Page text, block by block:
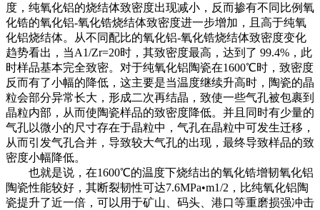
度，纯氧化铝的烧结体致密度出现减小，反而掺有不同比例氧
化锆的氧化铝-氧化锆烧结体致密度进一步增加，且高于纯氧
化铝烧结体。从不同配比的氧化铝-氧化锆烧结体致密度变化
趋势看出，当A1/Zr=20时，其致密度最高，达到了 99.4%，此
时样品基本完全致密。对于纯氧化铝陶瓷在1600℃时，致密度
反而有了小幅的降低，这主要是当温度继续升高时，陶瓷的晶
粒会部分异常长大，形成二次再结晶，致使一些气孔被包裹到
晶粒内部，从而使陶瓷样品的致密度降低。并且同时有少量的
气孔以微小的尺寸存在于晶粒中，气孔在晶粒中可发生迁移，
从而引发气孔合并，导致较大气孔的出现，最终导致样品的致
密度小幅降低。
也就是说，在1600℃的温度下烧结出的氧化锆增韧氧化铝
陶瓷性能较好，其断裂韧性可达7.6MPa•m1/2，比纯氧化铝陶
瓷提升了近一倍，可以用于矿山、码头、港口等重磨损强冲击